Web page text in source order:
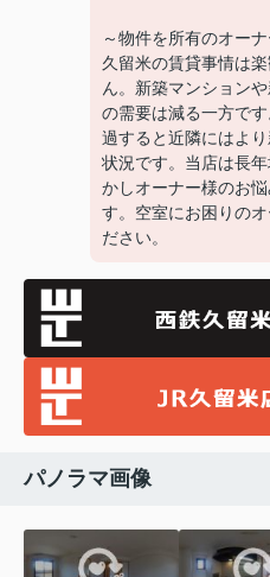
～物件を所有のオー
久留米の賃貸事情は
ん。新築マンション
の需要は減る一方で
過すると近隣にはよ
状況です。当店は長
かしオーナー様のお
す。空室にお困りの
ださ
パノラマ画像